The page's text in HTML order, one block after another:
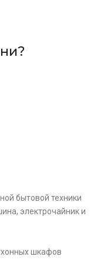
бытовой техники
электрочайник и
шкафов